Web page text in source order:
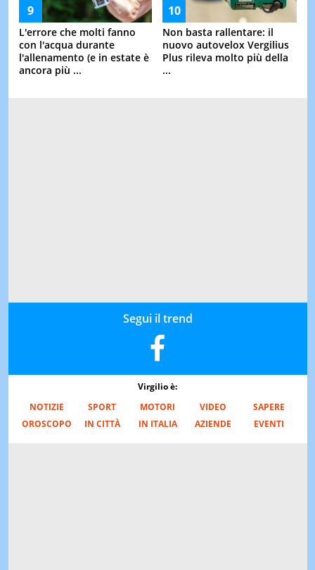
L'errore che molti fanno
con l'acqua durante
l'allenamento (e in estate è
ancora più ...
Non basta rallentare: il
nuovo autovelox Vergilius
Plus rileva molto più della
...
Segui il trend
Virgilio è:
NOTIZIE
SPORT MOTORI VIDEO
SAPERE
OROSCOPO
IN CITTÀ IN ITALIA AZIENDE EVENTI